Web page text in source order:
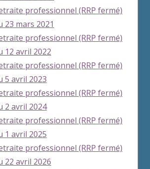
professionnel (RRP fermé)
23 mars 2021
professionnel (RRP fermé)
12 avril 2022
professionnel (RRP fermé)
5 avril 2023
professionnel (RRP fermé)
2 avril 2024
professionnel (RRP fermé)
1 avril 2025
professionnel (RRP fermé)
22 avril 2026